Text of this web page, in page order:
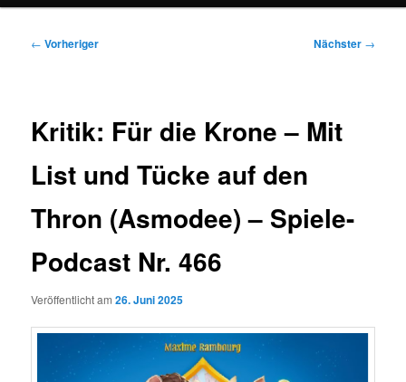
Beitragsnavigation
← Vorheriger Nächster →
Kritik: Für die Krone – Mit
List und Tücke auf den
Thron (Asmodee) – Spiele-
Podcast Nr. 466
Veröffentlicht am26. Juni 2025